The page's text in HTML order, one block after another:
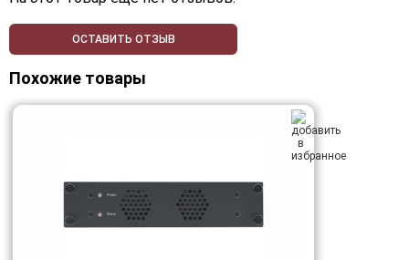
ОСТАВИТЬ ОТЗЫВ
Похожие товары